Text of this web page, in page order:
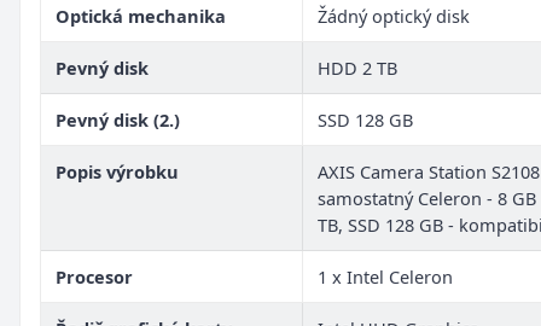
Optická mechanika Žádný optický disk
Pevný disk HDD 2 TB
Pevný disk (2.) SSD 128 GB
Popis výrobku
AXIS Camera Station
samostatný Celeron - 8
TB, SSD 128 GB -
Procesor 1 x Intel Celeron